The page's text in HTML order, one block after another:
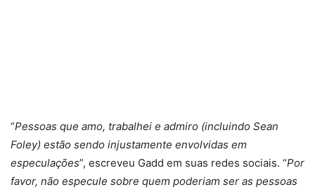
“Pessoas que amo, trabalhei e admiro (incluindo Sean
Foley) estão sendo injustamente envolvidas em
especulações”, escreveu Gadd em suas redes sociais. “Por
favor, não especule sobre quem poderiam ser as pessoas